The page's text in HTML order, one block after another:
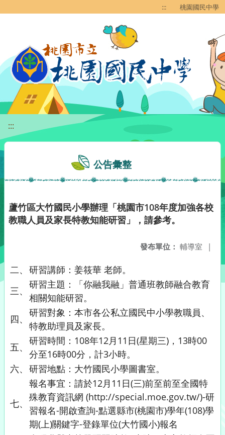
::: 桃園國民中學
:::
公告彙整
蘆竹區大竹國民小學辦理「桃園市108年度加強各校
教職人員及家長特教知能研習」，請參考。
發布單位： 輔導室 |
二、 研習講師：姜筱華 老師。
三、
研習主題：「你融我融」普通班教師融合教育
相關知能研習。
四、
研習對象：本市各公私立國民中小學教職員、
特教助理員及家長。
五、
研習時間：108年12月11日(星期三)，13時00
分至16時00分，計3小時。
六、 研習地點：大竹國民小學圖書室。
七、
報名事宜：請於12月11日(三)前至前至全國特
殊教育資訊網 (http://special.moe.gov.tw/)-研
習報名-開啟查詢-點選縣市(桃園市)學年(108)學
期(上)關鍵字-登錄單位(大竹國小)報名